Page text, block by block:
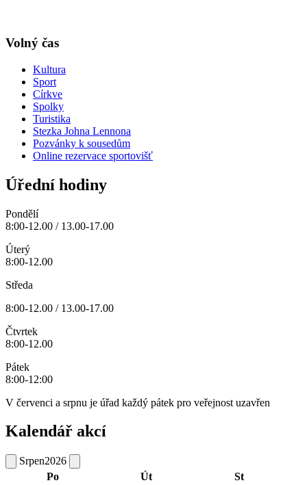
Volný čas
Kultura
Sport
Církve
Spolky
Turistika
Stezka Johna Lennona
Pozvánky k sousedům
Online rezervace sportovišť
Úřední hodiny
Pondělí
8:00-12.00 / 13.00-17.00
Úterý
8:00-12.00
Středa
8:00-12.00 / 13.00-17.00
Čtvrtek
8:00-12.00
Pátek
8:00-12:00
V červenci a srpnu je úřad každý pátek pro veřejnost uzavřen
Kalendář akcí
Srpen2026
Po
Út
St